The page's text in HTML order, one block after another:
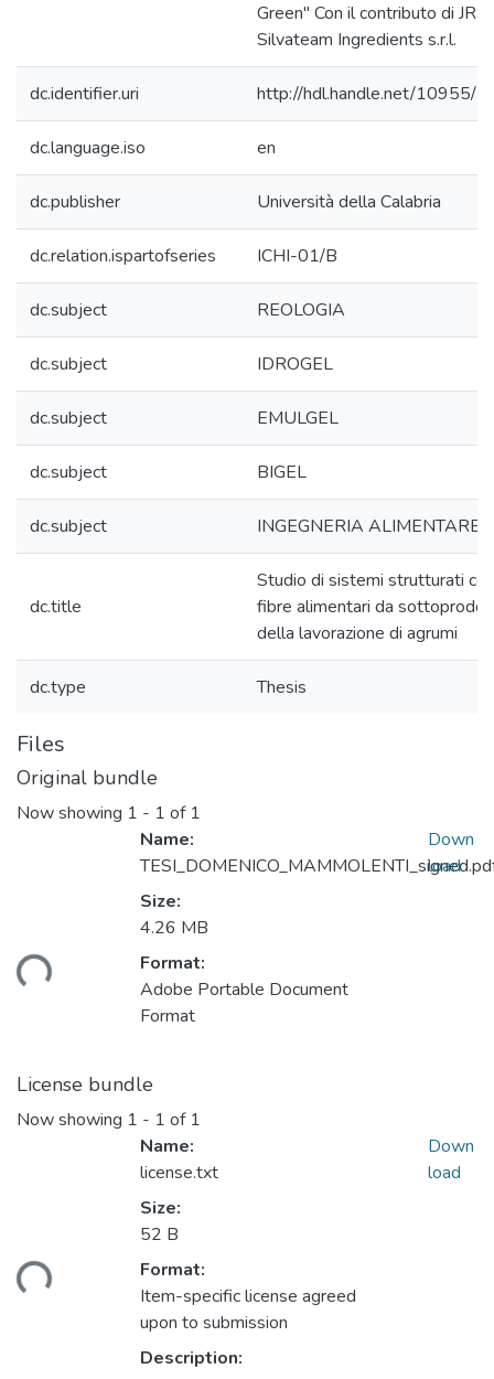
Green" Con il contributo di JRS
Silvateam Ingredients s.r.l.
dc.identifier.uri http://hdl.handle.net/10955/
dc.language.iso en
dc.publisher Università della Calabria
dc.relation.ispartofseries ICHI-01/B
dc.subject REOLOGIA
dc.subject IDROGEL
dc.subject EMULGEL
dc.subject BIGEL
dc.subject INGEGNERIA ALIMENTARE
dc.title
Studio di sistemi strutturati con
fibre alimentari da
della lavorazione di agrumi
dc.type Thesis
Files
Original bundle
Now showing 1 - 1 of 1
Name:
Size:
4.26 MB
Format:
Adobe Portable Document
Format
Down
load
License bundle
Now showing 1 - 1 of 1
Name:
license.txt
Size:
52 B
Format:
Item-specific license agreed
upon to submission
Description:
Down
load